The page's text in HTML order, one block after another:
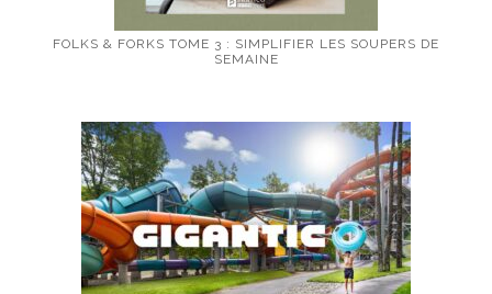
FOLKS & FORKS TOME 3 : SIMPLIFIER LES SOUPERS DE
SEMAINE